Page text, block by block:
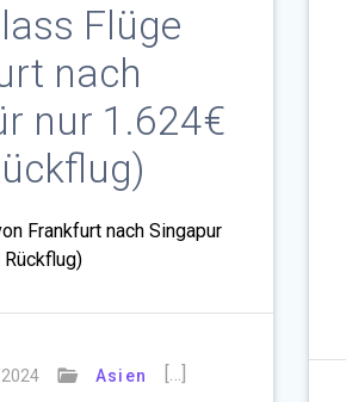
Flüge
nach
nur 1.624€
Frankfurt nach Singapur
Asien […]